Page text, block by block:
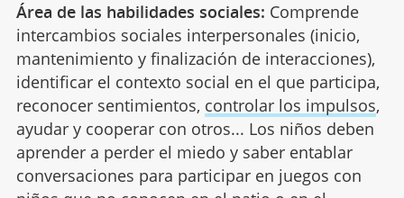
Área de las habilidades sociales: Comprende
intercambios sociales interpersonales (inicio,
mantenimiento y finalización de interacciones),
identificar el contexto social en el que participa,
reconocer sentimientos, controlar los impulsos,
ayudar y cooperar con otros... Los niños deben
aprender a perder el miedo y saber entablar
conversaciones para participar en juegos con